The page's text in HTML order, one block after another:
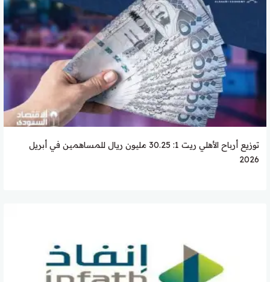
توزيع أرباح الأهلي ريت 1: 30.25 مليون ريال للمساهمين في أبريل
2026